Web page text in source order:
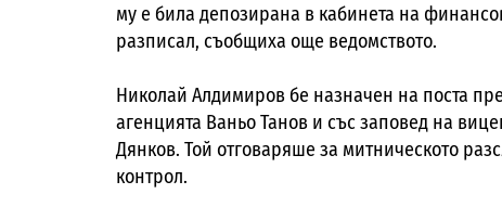
му е била депозирана в кабинета на
разписал, съобщиха още ведомството.
Николай Алдимиров бе назначен на поста
агенцията Ваньо Танов и със заповед на
Дянков. Той отговаряше за митническото
контрол.